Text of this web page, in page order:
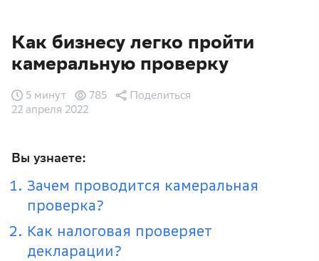
Как бизнесу легко пройти
камеральную проверку
22 апреля 2022
5 минут 785 Поделиться
Вы узнаете:
Зачем проводится камеральная
проверка?
Как налоговая проверяет
декларации?